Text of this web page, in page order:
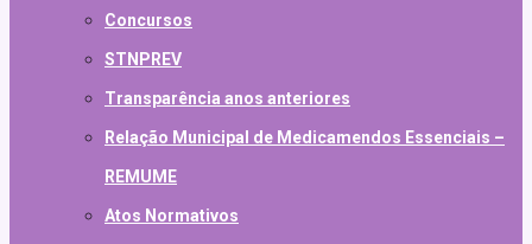
Concursos
STNPREV
Transparência anos anteriores
Relação Municipal de Medicamendos Essenciais –
REMUME
Atos Normativos